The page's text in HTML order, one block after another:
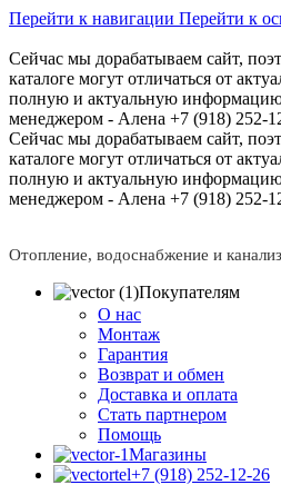
Перейти к навигации Перейти к
Сейчас мы дорабатываем сайт,
каталоге могут отличаться от
полную и актуальную
менеджером - Алена +7 (918) 252-
Сейчас мы дорабатываем сайт,
каталоге могут отличаться от
полную и актуальную
менеджером - Алена +7 (918) 252-
Отопление, водоснабжение и
Покупателям
О нас
Монтаж
Гарантия
Возврат и обмен
Доставка и оплата
Стать партнером
Помощь
Магазины
+7 (918) 252-12-26